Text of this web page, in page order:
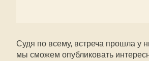
Судя по всему, встреча прошла у
мы сможем опубликовать